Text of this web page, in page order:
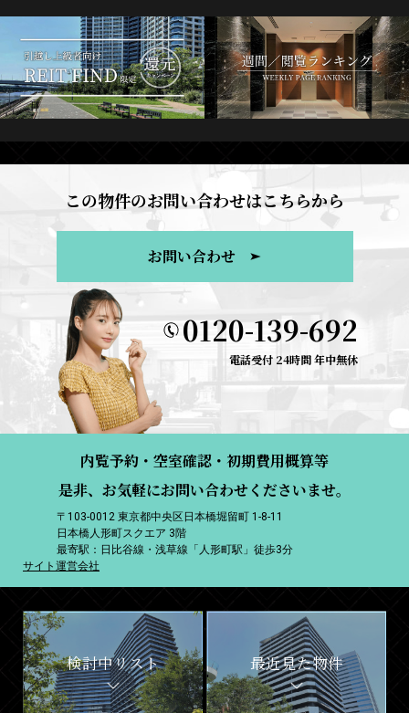
この物件のお問い合わせはこちらから
お問い合わせ
0120-139-692
電話受付 24時間 年中無休
内覧予約・空室確認・初期費用概算等
是非、お気軽にお問い合わせくださいませ。
〒103-0012 東京都中央区日本橋堀留町 1-8-11
日本橋人形町スクエア 3階
最寄駅：日比谷線・浅草線「人形町駅」徒歩3分
サイト運営会社
検討中リスト 最近見た物件